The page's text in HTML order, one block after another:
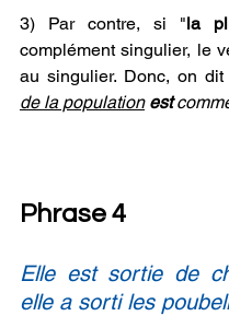
3) Par contre, si "la
complément singulier, le
au singulier. Donc, on dit
de la population est
Phrase 4
Elle est sortie de
elle a sorti les